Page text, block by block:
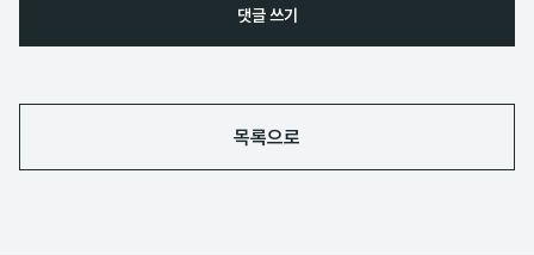
댓글 쓰기
목록으로